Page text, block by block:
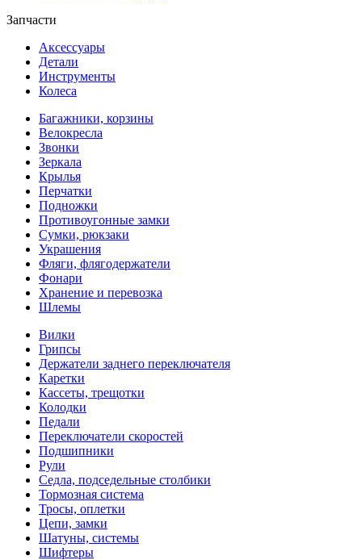
Запчасти
Аксессуары
Детали
Инструменты
Колеса
Багажники, корзины
Велокресла
Звонки
Зеркала
Крылья
Перчатки
Подножки
Противоугонные замки
Сумки, рюкзаки
Украшения
Фляги, флягодержатели
Фонари
Хранение и перевозка
Шлемы
Вилки
Грипсы
Держатели заднего переключателя
Каретки
Кассеты, трещотки
Колодки
Педали
Переключатели скоростей
Подшипники
Рули
Седла, подседельные столбики
Тормозная система
Тросы, оплетки
Цепи, замки
Шатуны, системы
Шифтеры